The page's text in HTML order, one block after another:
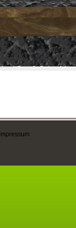
Impressum